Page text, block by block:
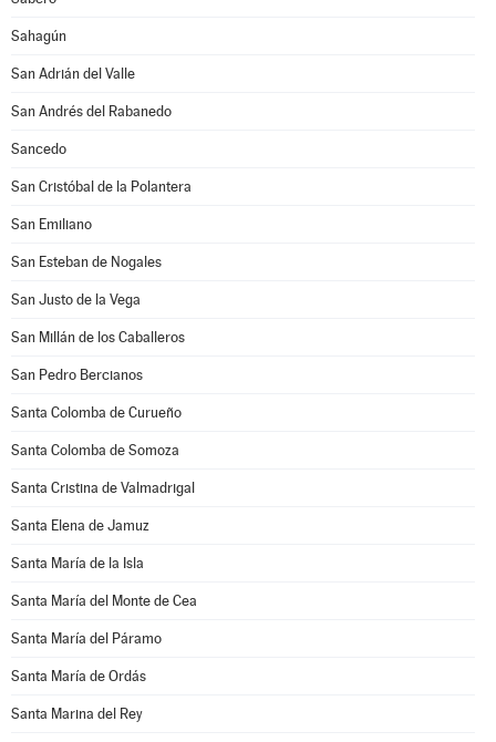
Sahagún
San Adrián del Valle
San Andrés del Rabanedo
Sancedo
San Cristóbal de la Polantera
San Emiliano
San Esteban de Nogales
San Justo de la Vega
San Millán de los Caballeros
San Pedro Bercianos
Santa Colomba de Curueño
Santa Colomba de Somoza
Santa Cristina de Valmadrigal
Santa Elena de Jamuz
Santa María de la Isla
Santa María del Monte de Cea
Santa María del Páramo
Santa María de Ordás
Santa Marina del Rey